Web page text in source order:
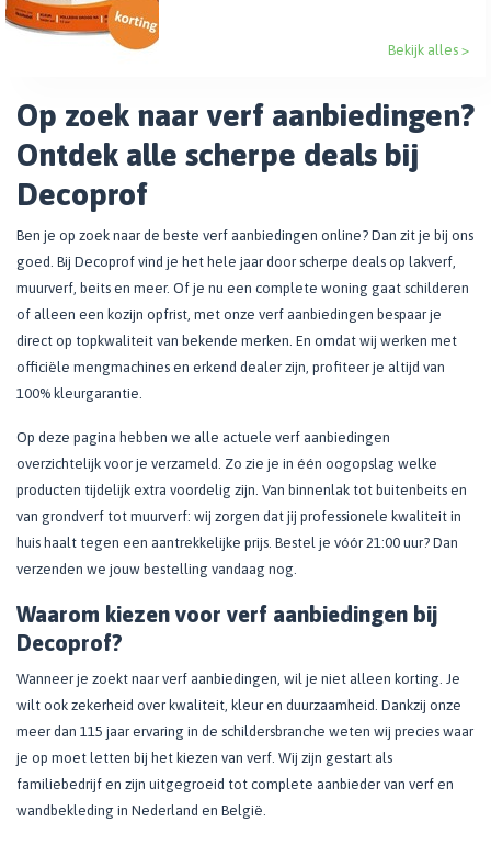
Bekijk alles >
Op zoek naar verf aanbiedingen?
Ontdek alle scherpe deals bij
Decoprof
Ben je op zoek naar de beste verf aanbiedingen online? Dan zit je bij ons
goed. Bij Decoprof vind je het hele jaar door scherpe deals op lakverf,
muurverf, beits en meer. Of je nu een complete woning gaat schilderen
of alleen een kozijn opfrist, met onze verf aanbiedingen bespaar je
direct op topkwaliteit van bekende merken. En omdat wij werken met
officiële mengmachines en erkend dealer zijn, profiteer je altijd van
100% kleurgarantie.
Op deze pagina hebben we alle actuele verf aanbiedingen
overzichtelijk voor je verzameld. Zo zie je in één oogopslag welke
producten tijdelijk extra voordelig zijn. Van binnenlak tot buitenbeits en
van grondverf tot muurverf: wij zorgen dat jij professionele kwaliteit in
huis haalt tegen een aantrekkelijke prijs. Bestel je vóór 21:00 uur? Dan
verzenden we jouw bestelling vandaag nog.
Waarom kiezen voor verf aanbiedingen bij
Decoprof?
Wanneer je zoekt naar verf aanbiedingen, wil je niet alleen korting. Je
wilt ook zekerheid over kwaliteit, kleur en duurzaamheid. Dankzij onze
meer dan 115 jaar ervaring in de schildersbranche weten wij precies waar
je op moet letten bij het kiezen van verf. Wij zijn gestart als
familiebedrijf en zijn uitgegroeid tot complete aanbieder van verf en
wandbekleding in Nederland en België.